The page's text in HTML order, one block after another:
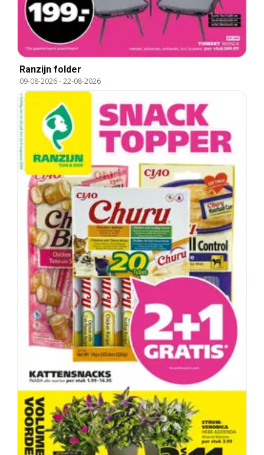
Ranzijn folder
09-08-2026-22-08-2026